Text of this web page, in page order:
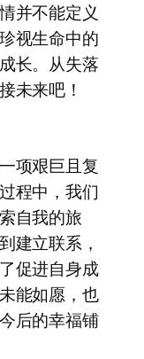
并不能定义
视生命中的
长。从失落
未来吧！
项艰巨且复
程中，我们
自我的旅
建立联系，
促进自身成
能如愿，也
后的幸福铺